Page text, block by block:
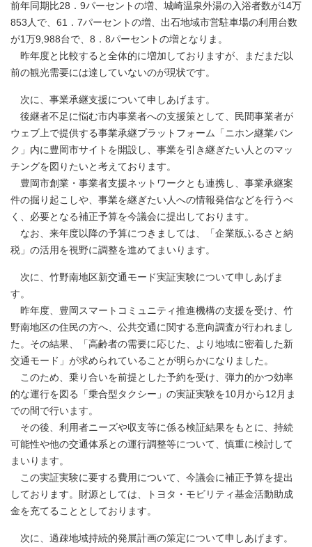
前年同期比28．9パーセントの増、城崎温泉外湯の入浴者数が14万
853人で、61．7パーセントの増、出石地域市営駐車場の利用台数
が1万9,988台で、8．8パーセントの増となりま。
昨年度と比較すると全体的に増加しておりますが、まだまだ以
前の観光需要には達していないのが現状です。
次に、事業承継支援について申しあげます。
後継者不足に悩む市内事業者への支援策として、民間事業者が
ウェブ上で提供する事業承継プラットフォーム「ニホン継業バン
ク」内に豊岡市サイトを開設し、事業を引き継ぎたい人とのマッ
チングを図りたいと考えております。
豊岡市創業・事業者支援ネットワークとも連携し、事業承継案
件の掘り起こしや、事業を継ぎたい人への情報発信などを行うべ
く、必要となる補正予算を今議会に提出しております。
なお、来年度以降の予算につきましては、「企業版ふるさと納
税」の活用を視野に調整を進めてまいります。
次に、竹野南地区新交通モード実証実験について申しあげま
す。
昨年度、豊岡スマートコミュニティ推進機構の支援を受け、竹
野南地区の住民の方へ、公共交通に関する意向調査が行われまし
た。その結果、「高齢者の需要に応じた、より地域に密着した新
交通モード」が求められていることが明らかになりました。
このため、乗り合いを前提とした予約を受け、弾力的かつ効率
的な運行を図る「乗合型タクシー」の実証実験を10月から12月ま
での間で行います。
その後、利用者ニーズや収支等に係る検証結果をもとに、持続
可能性や他の交通体系との運行調整等について、慎重に検討して
まいります。
この実証実験に要する費用について、今議会に補正予算を提出
しております。財源としては、トヨタ・モビリティ基金活動助成
金を充てることとしております。
次に、過疎地域持続的発展計画の策定について申しあげます。